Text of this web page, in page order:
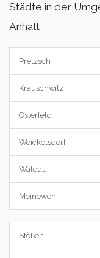
Städte in der
Anhalt
Pretzsch
Krauschwitz
Osterfeld
Weickelsdorf
Waldau
Meineweh
Stößen